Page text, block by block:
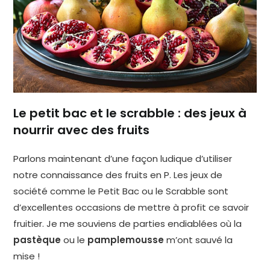
Le petit bac et le scrabble : des jeux à
nourrir avec des fruits
Parlons maintenant d’une façon ludique d’utiliser
notre connaissance des fruits en P. Les jeux de
société comme le Petit Bac ou le Scrabble sont
d’excellentes occasions de mettre à profit ce savoir
fruitier. Je me souviens de parties endiablées où la
pastèque ou le pamplemousse m’ont sauvé la
mise !